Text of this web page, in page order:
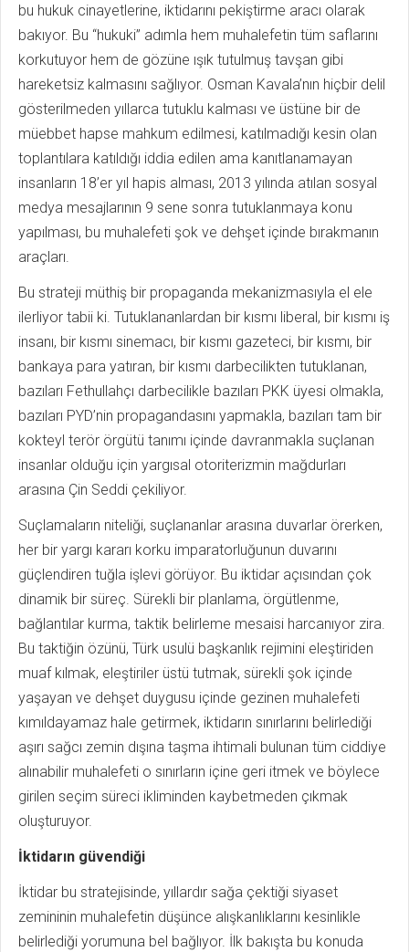
bu hukuk cinayetlerine, iktidarını pekiştirme aracı olarak
bakıyor. Bu “hukuki” adımla hem muhalefetin tüm saflarını
korkutuyor hem de gözüne ışık tutulmuş tavşan gibi
hareketsiz kalmasını sağlıyor. Osman Kavala’nın hiçbir delil
gösterilmeden yıllarca tutuklu kalması ve üstüne bir de
müebbet hapse mahkum edilmesi, katılmadığı kesin olan
toplantılara katıldığı iddia edilen ama kanıtlanamayan
insanların 18’er yıl hapis alması, 2013 yılında atılan sosyal
medya mesajlarının 9 sene sonra tutuklanmaya konu
yapılması, bu muhalefeti şok ve dehşet içinde bırakmanın
araçları.
Bu strateji müthiş bir propaganda mekanizmasıyla el ele
ilerliyor tabii ki. Tutuklananlardan bir kısmı liberal, bir kısmı iş
insanı, bir kısmı sinemacı, bir kısmı gazeteci, bir kısmı, bir
bankaya para yatıran, bir kısmı darbecilikten tutuklanan,
bazıları Fethullahçı darbecilikle bazıları PKK üyesi olmakla,
bazıları PYD’nin propagandasını yapmakla, bazıları tam bir
kokteyl terör örgütü tanımı içinde davranmakla suçlanan
insanlar olduğu için yargısal otoriterizmin mağdurları
arasına Çin Seddi çekiliyor.
Suçlamaların niteliği, suçlananlar arasına duvarlar örerken,
her bir yargı kararı korku imparatorluğunun duvarını
güçlendiren tuğla işlevi görüyor. Bu iktidar açısından çok
dinamik bir süreç. Sürekli bir planlama, örgütlenme,
bağlantılar kurma, taktik belirleme mesaisi harcanıyor zira.
Bu taktiğin özünü, Türk usulü başkanlık rejimini eleştiriden
muaf kılmak, eleştiriler üstü tutmak, sürekli şok içinde
yaşayan ve dehşet duygusu içinde gezinen muhalefeti
kımıldayamaz hale getirmek, iktidarın sınırlarını belirlediği
aşırı sağcı zemin dışına taşma ihtimali bulunan tüm ciddiye
alınabilir muhalefeti o sınırların içine geri itmek ve böylece
girilen seçim süreci ikliminden kaybetmeden çıkmak
oluşturuyor.
İktidarın güvendiği
İktidar bu stratejisinde, yıllardır sağa çektiği siyaset
zemininin muhalefetin düşünce alışkanlıklarını kesinlikle
belirlediği yorumuna bel bağlıyor. İlk bakışta bu konuda